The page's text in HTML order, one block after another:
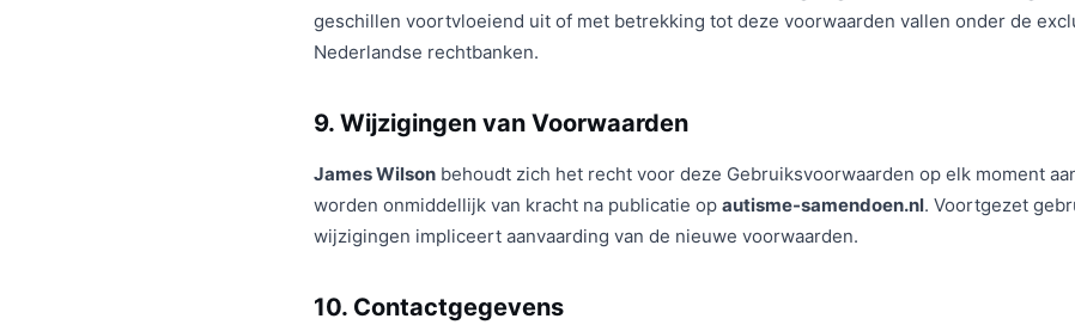
geschillen voortvloeiend uit of met betrekking tot deze voorwaarden vallen onder de
Nederlandse rechtbanken.
9. Wijzigingen van Voorwaarden
James Wilson behoudt zich het recht voor deze Gebruiksvoorwaarden op elk moment
worden onmiddellijk van kracht na publicatie op autisme-samendoen.nl. Voortgezet
wijzigingen impliceert aanvaarding van de nieuwe voorwaarden.
10. Contactgegevens